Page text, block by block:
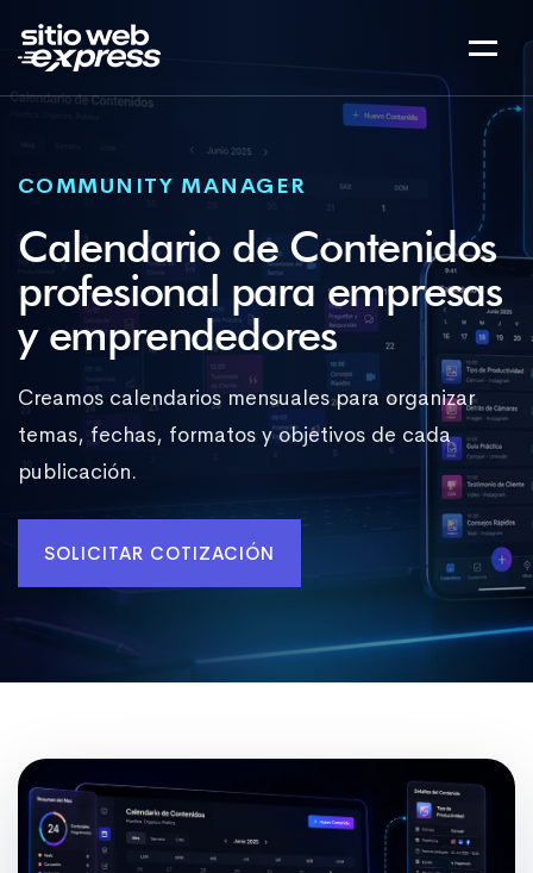
COMMUNITY MANAGER
Calendario de Contenidos
profesional para empresas
y emprendedores
Creamos calendarios mensuales para organizar
temas, fechas, formatos y objetivos de cada
publicación.
SOLICITAR COTIZACIÓN